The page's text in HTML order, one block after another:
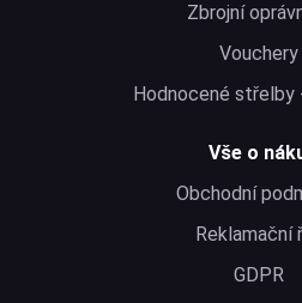
Zbrojní
Vouchery
Hodnocené střelby
Vše o
Obchodní
Reklamační
GDPR